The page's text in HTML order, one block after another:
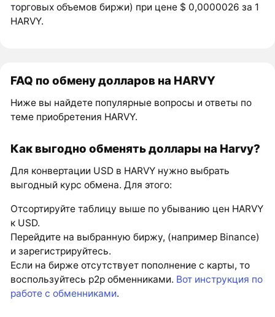
торговых объемов биржи) при цене $ 0,0000026 за 1
HARVY.
FAQ по обмену долларов на HARVY
Ниже вы найдете популярные вопросы и ответы по
теме приобретения HARVY.
Как выгодно обменять доллары на Harvy?
Для конвертации USD в HARVY нужно выбрать
выгодный курс обмена. Для этого:
Отсортируйте таблицу выше по убыванию цен HARVY
к USD.
Перейдите на выбранную биржу, (например Binance)
и зарегистрируйтесь.
Если на бирже отсутствует пополнение с карты, то
воспользуйтесь p2p обменниками. Вот инструкция по
работе с обменниками.